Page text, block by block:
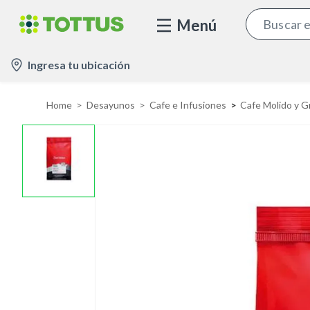
Menú
Ingresa tu ubicación
Home Desayunos Cafe e Infusiones Cafe Molido y